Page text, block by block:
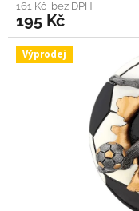
161 Kč bez DPH
195 Kč
Výprodej